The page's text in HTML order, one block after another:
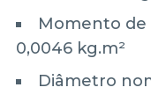
Momento de
0,0046 kg.m²
Diâmetro